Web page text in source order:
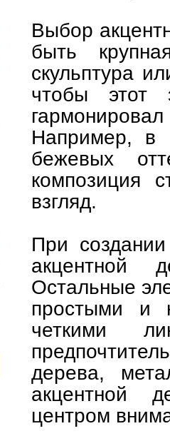
Выбор
быть
скульптура
чтобы этот
Например, в
бежевых
композиция
взгляд.
При
акцентной
Остальные
простыми и
четкими
дерева,
акцентной
центром